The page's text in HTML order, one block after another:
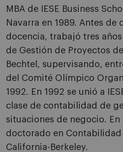
MBA de IESE Business
Navarra en 1989. Antes de
docencia, trabajó tres
de Gestión de Proyectos
Bechtel, supervisando,
del Comité Olímpico
1992. En 1992 se unió a
clase de contabilidad de
situaciones de negocio. En
doctorado en
California-Berkeley.